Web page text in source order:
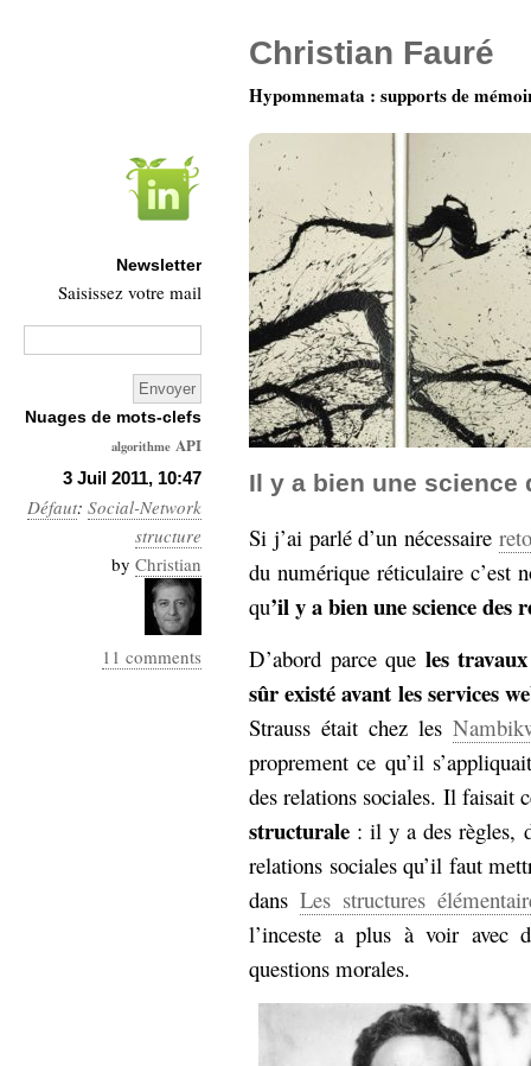
3 Juil 2011, 10:47
Défaut: Social-Network
structure
by Christian
11 comments
Il y a bien une science
Si j’ai parlé d’un nécessaire
du numérique réticulaire c’est
qu’il y a bien une science des
D’abord parce que les
sûr existé avant les services
Strauss était chez les
proprement ce qu’il
des relations sociales. Il faisait
structurale : il y a des règles,
relations sociales qu’il faut
dans Les structures
l’inceste a plus à voir avec
questions morales.
Christian Fauré
Hypomnemata : supports de
Newsletter
Saisissez votre mail
Nuages de mots-clefs
algorithme API
Architecture
Ars-
Industrialis
business_model
cinéma
Cloud